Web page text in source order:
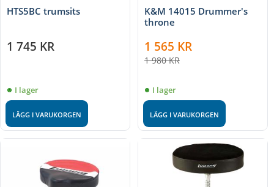
HTS5BC trumsits
1 745 KR
I lager
LÄGG I VARUKORGEN
K&M 14015 Drummer's
throne
1 565 KR
1 980KR
I lager
LÄGG I VARUKORGEN